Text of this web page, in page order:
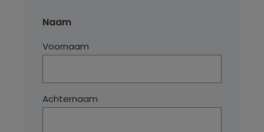
Naam
Voornaam
Achternaam